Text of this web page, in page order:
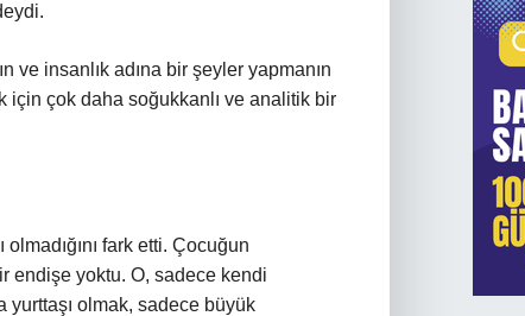
ve insanlık adına bir şeyler yapmanın
için çok daha soğukkanlı ve analitik bir
fark etti. Çocuğun
endişe yoktu. O, sadece kendi
yurttaşı olmak, sadece büyük